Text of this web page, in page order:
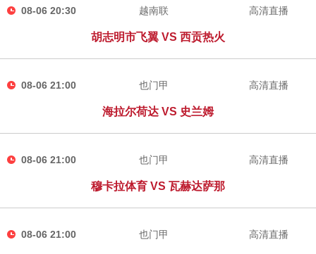
08-06 20:30 越南联
胡志明市飞翼 VS 西贡热火
高清直播
08-06 21:00 也门甲
海拉尔荷达 VS 史兰姆
高清直播
08-06 21:00 也门甲
穆卡拉体育 VS 瓦赫达萨那
高清直播
08-06 21:00 也门甲 高清直播